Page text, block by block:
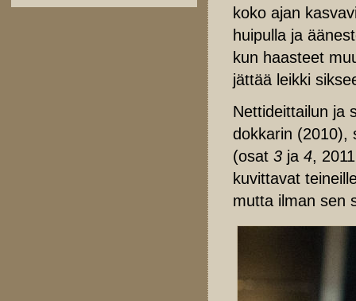
koko ajan
huipulla ja
kun haasteet
jättää leikki
Nettideittailun ja
dokkarin (2010),
(osat 3 ja 4,
kuvittavat
mutta ilman sen